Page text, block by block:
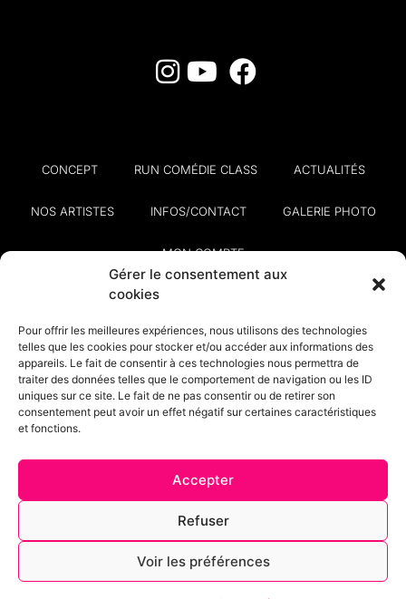
Gérer le consentement aux
cookies
Pour offrir les meilleures expériences, nous utilisons des technologies
telles que les cookies pour stocker et/ou accéder aux informations des
appareils. Le fait de consentir à ces technologies nous permettra de
traiter des données telles que le comportement de navigation ou les ID
uniques sur ce site. Le fait de ne pas consentir ou de retirer son
consentement peut avoir un effet négatif sur certaines caractéristiques
et fonctions.
Accepter
Refuser
Voir les préférences
Run Comédie
CONCEPT RUN COMÉDIE CLASS ACTUALITÉS
NOS ARTISTES INFOS/CONTACT GALERIE PHOTO
MON COMPTE
Conditions générales de venteMentions légales
Nos partenaires
© RunComedieClub 2023 All rights
reserved. Développé avec
Digital